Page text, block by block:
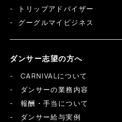
トリップアドバイザー
グーグルマイビジネス
ダンサー志望の方へ
CARNIVALについて
ダンサーの業務内容
報酬・手当について
ダンサー給与実例